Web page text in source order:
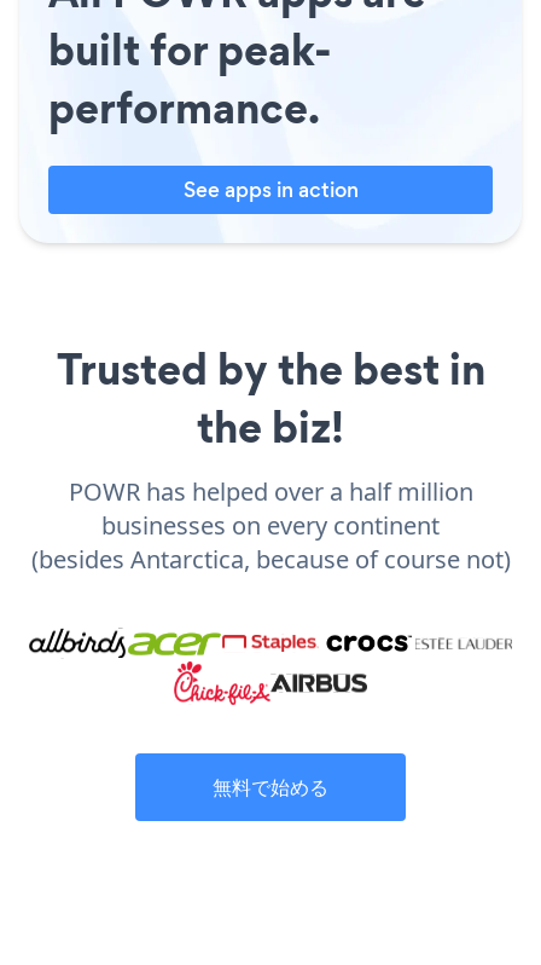
built for peak-
performance.
See apps in action
Trusted by the best in
the biz!
POWR has helped over a half million
businesses on every continent
(besides Antarctica, because of course not)
無料で始める